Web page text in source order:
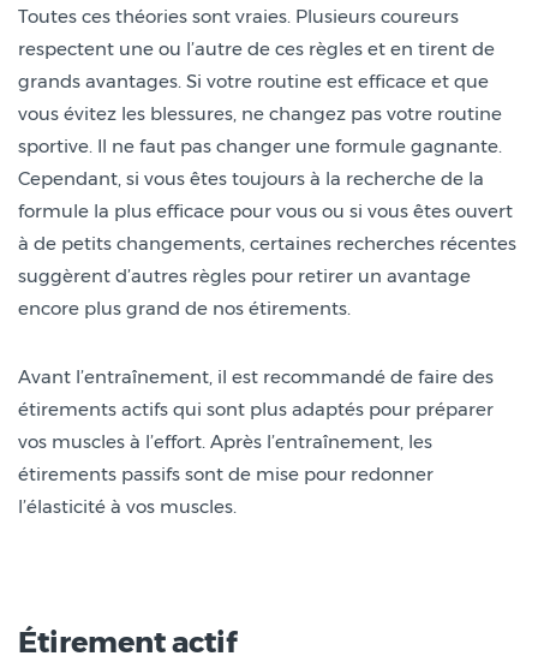
Toutes ces théories sont vraies. Plusieurs coureurs
respectent une ou l’autre de ces règles et en tirent de
grands avantages. Si votre routine est efficace et que
vous évitez les blessures, ne changez pas votre routine
sportive. Il ne faut pas changer une formule gagnante.
Cependant, si vous êtes toujours à la recherche de la
formule la plus efficace pour vous ou si vous êtes ouvert
à de petits changements, certaines recherches récentes
suggèrent d’autres règles pour retirer un avantage
encore plus grand de nos étirements.
Avant l’entraînement, il est recommandé de faire des
étirements actifs qui sont plus adaptés pour préparer
vos muscles à l’effort. Après l’entraînement, les
étirements passifs sont de mise pour redonner
l’élasticité à vos muscles.
Étirement actif